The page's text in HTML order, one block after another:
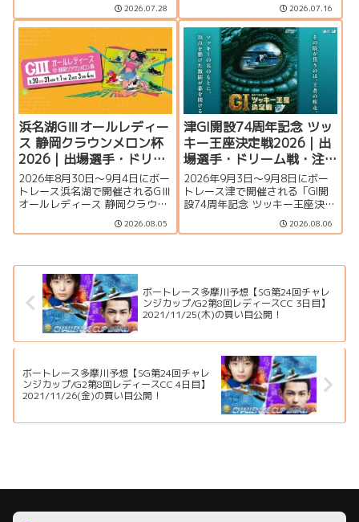
の特集ページです。出場選手一
覧、シリーズ展望、ドリーム
戦、注目モーター、イベント情
報まで詳しく紹介します。
2026.07.28
の特集ページです。出場選手一
覧、シリーズ展望、ドリーム
戦、注目モーター、水面特徴、
イベント情報まで詳しく紹介し
ます。
2026.07.16
浜名湖GⅢオールレディー
ス 静岡クラウンメロン杯
2026｜出場選手・ドリー
ム戦・注目モーター・イ
ベント情報まとめ
2026年8月30日～9月4日にボー
トレース浜名湖で開催されるGⅢ
オールレディース 静岡クラウン
メロン杯の特集ページです。出
場選手一覧、シリーズ展望、ド
を詳しく紹介します。
2026.08.05
津GI開設74周年記念 ツッ
キー王座決定戦2026｜出
場選手・ドリーム戦・注
目モーター・イベント情
報まとめ
2026年9月3日〜9月8日にボー
トレース津で開催される「GI開
設74周年記念 ツッキー王座決定
戦」の特集ページです。出場選
手一覧、シリーズ展望、ドリー
介します。
2026.08.06
ボートレース多摩川予想【SG第24回チャレ
ンジカップ/G2第8回レディースCC 3日目】
2021/11/25(木)の買い目公開！
ボートレース多摩川予想【SG第24回チャレ
ンジカップ/G2第8回レディースCC 4日目】
2021/11/26(金)の買い目公開！